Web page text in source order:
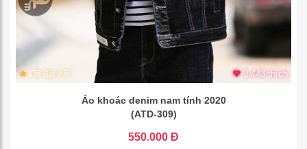
Đã đặt hết 3.443 thích
Áo khoác denim nam tính 2020
(ATD-309)
550.000 Đ